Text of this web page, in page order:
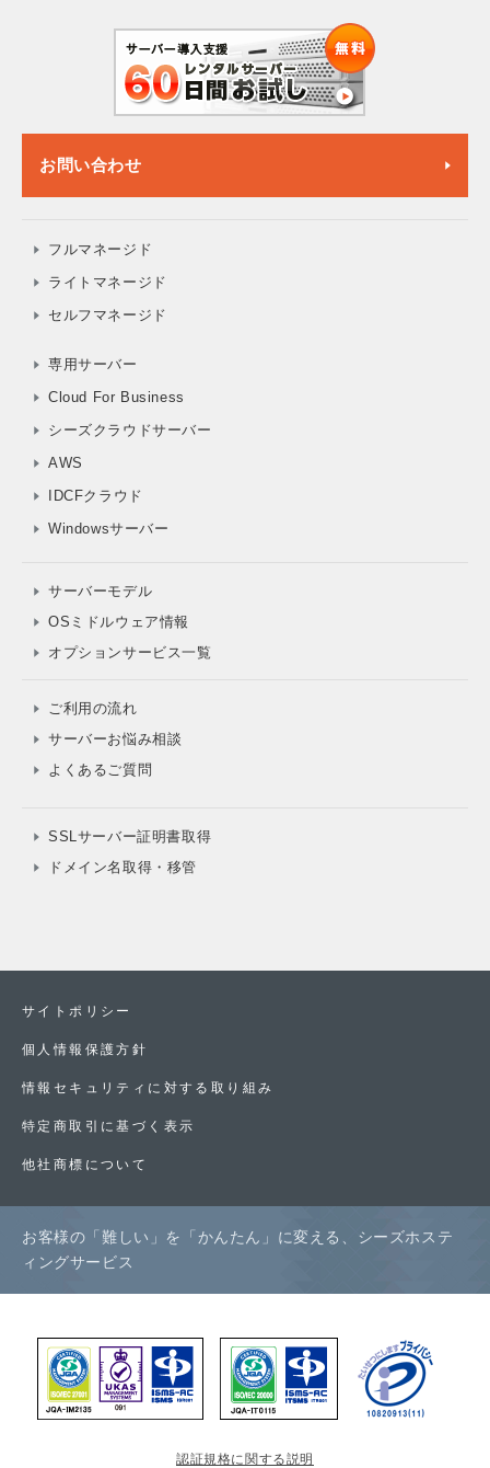
お問い合わせ
フルマネージド
ライトマネージド
セルフマネージド
専用サーバー
Cloud For Business
シーズクラウドサーバー
AWS
IDCFクラウド
Windowsサーバー
サーバーモデル
OSミドルウェア情報
オプションサービス一覧
ご利用の流れ
サーバーお悩み相談
よくあるご質問
SSLサーバー証明書取得
ドメイン名取得・移管
サイトポリシー
個人情報保護方針
情報セキュリティに対する取り組み
特定商取引に基づく表示
他社商標について
お客様の「難しい」を「かんたん」に変える、シーズホステ
ィングサービス
認証規格に関する説明